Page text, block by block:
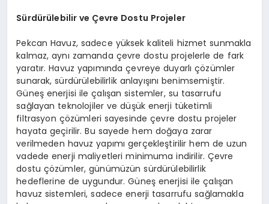
Sürdürülebilir ve Çevre Dostu Projeler
Pekcan Havuz, sadece yüksek kaliteli hizmet sunmakla
kalmaz, aynı zamanda çevre dostu projelerle de fark
yaratır. Havuz yapımında çevreye duyarlı çözümler
sunarak, sürdürülebilirlik anlayışını benimsemiştir.
Güneş enerjisi ile çalışan sistemler, su tasarrufu
sağlayan teknolojiler ve düşük enerji tüketimli
filtrasyon çözümleri sayesinde çevre dostu projeler
hayata geçirilir. Bu sayede hem doğaya zarar
verilmeden havuz yapımı gerçekleştirilir hem de uzun
vadede enerji maliyetleri minimuma indirilir. Çevre
dostu çözümler, günümüzün sürdürülebilirlik
hedeflerine de uygundur. Güneş enerjisi ile çalışan
havuz sistemleri, sadece enerji tasarrufu sağlamakla